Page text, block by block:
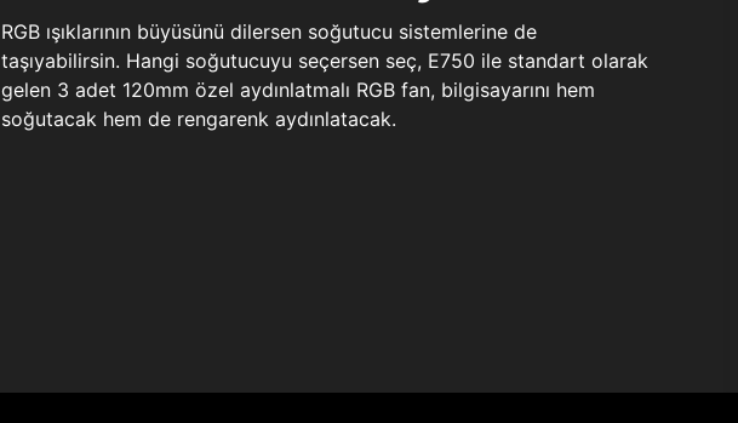
RGB ışıklarının büyüsünü dilersen soğutucu sistemlerine de
taşıyabilirsin. Hangi soğutucuyu seçersen seç, E750 ile standart olarak
gelen 3 adet 120mm özel aydınlatmalı RGB fan, bilgisayarını hem
soğutacak hem de rengarenk aydınlatacak.